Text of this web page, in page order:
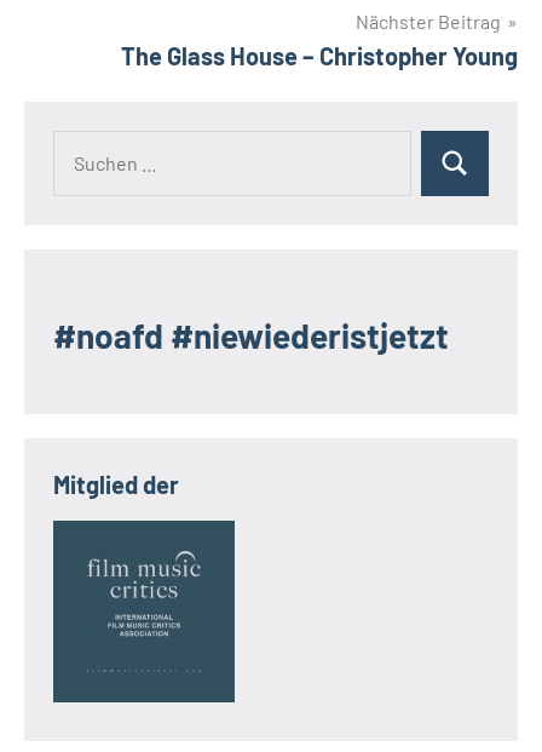
Nächster Beitrag
The Glass House – Christopher Young
Suchen
#noafd #niewiederistjetzt
Mitglied der